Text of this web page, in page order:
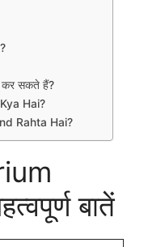
कर सकते हैं?
Hai?
Rahta Hai?
बातें